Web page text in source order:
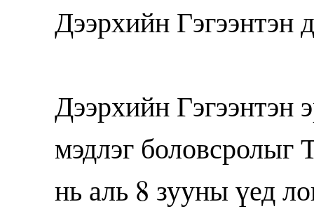
Дээрхийн Гэгээнтэн
Дээрхийн Гэгээнтэн
мэдлэг боловсролыг
нь аль 8 зууны үед